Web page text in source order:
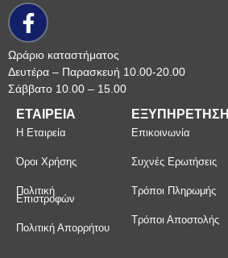
Ωράριο καταστήματος
Δευτέρα – Παρασκευή 10.00-20.00
Σάββατο 10.00 – 15.00
ΕΤΑΙΡΕΙΑ
Η Εταιρεία
Όροι Χρήσης
Πολιτική
Επιστροφών
Πολιτική Απορρήτου
ΕΞΥΠΗΡΕΤΗΣΗ
Επικοινωνία
Συχνές Ερωτήσεις
Τρόποι Πληρωμής
Τρόποι Αποστολής